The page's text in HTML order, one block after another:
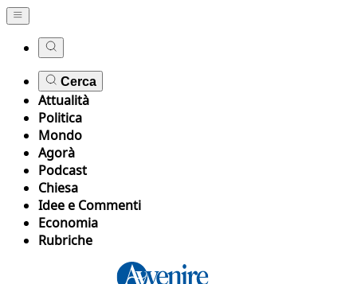
Cerca
Attualità
Politica
Mondo
Agorà
Podcast
Chiesa
Idee e Commenti
Economia
Rubriche